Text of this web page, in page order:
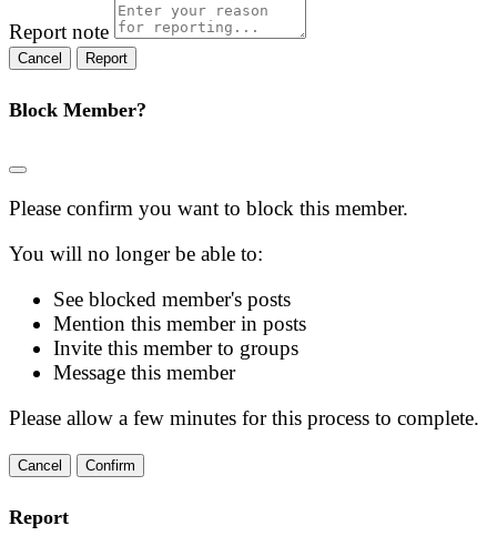
Report note
Report
Block Member?
Please confirm you want to block this member.
You will no longer be able to:
See blocked member's posts
Mention this member in posts
Invite this member to groups
Message this member
Please allow a few minutes for this process to complete.
Confirm
Report